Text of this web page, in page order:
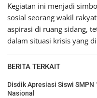
Kegiatan ini menjadi
sosial seorang wakil
aspirasi di ruang sidang,
dalam situasi krisis yang
BERITA TERKAIT
Disdik Apresiasi Siswi SMPN
Nasional